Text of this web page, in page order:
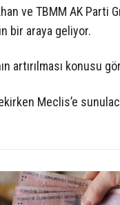
ve TBMM AK Parti
bir araya geliyor.
artırılması konusu
Meclis’e